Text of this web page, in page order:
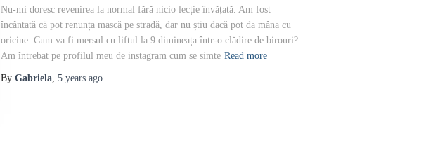
Nu-mi doresc revenirea la normal fără nicio lecție învățată. Am fost
încântată că pot renunța mască pe stradă, dar nu știu dacă pot da mâna cu
oricine. Cum va fi mersul cu liftul la 9 dimineața într-o clădire de birouri?
Am întrebat pe profilul meu de instagram cum se simte Read more
By Gabriela, 5 years ago